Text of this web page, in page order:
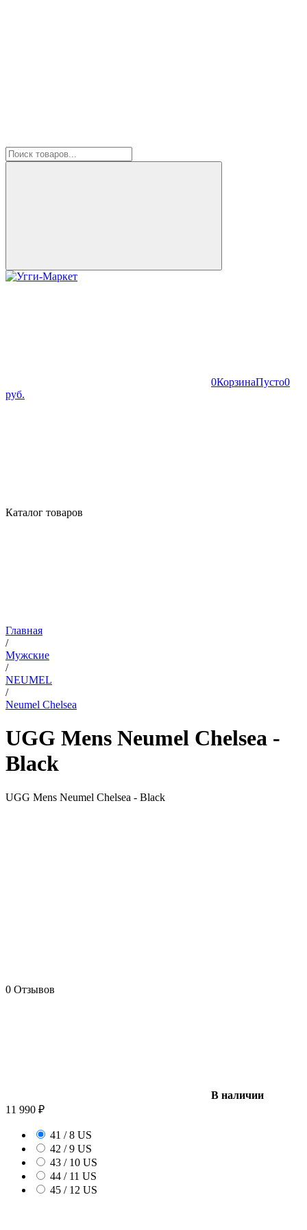
0КорзинаПусто0
руб.
Каталог товаров
Главная
/
Мужские
/
NEUMEL
/
Neumel Chelsea
UGG Mens Neumel Chelsea -
Black
UGG Mens Neumel Chelsea - Black
0 Отзывов
В наличии
11 990 ₽
41 / 8 US
42 / 9 US
43 / 10 US
44 / 11 US
45 / 12 US